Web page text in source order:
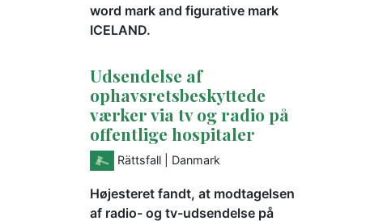
word mark and figurative mark
ICELAND.
Udsendelse af
ophavsretsbeskyttede
værker via tv og radio på
offentlige hospitaler
Rättsfall | Danmark
Højesteret fandt, at modtagelsen
af radio- og tv-udsendelse på